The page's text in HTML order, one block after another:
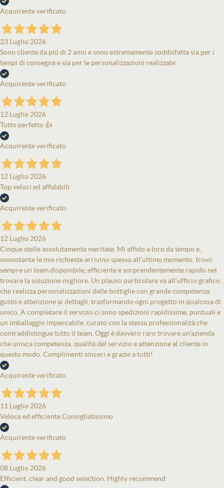
Acquirente verificato
23 Luglio 2026
Sono cliente da più di 2 anni e sono estremamente soddisfatta sia per i
tempi di consegna e sia per le personalizzazioni realizzate.
Acquirente verificato
12 Luglio 2026
Tutto perfetto 👍
Acquirente verificato
12 Luglio 2026
Top veloci ed affidabili
Acquirente verificato
12 Luglio 2026
Cinque stelle assolutamente meritate. Mi affido a loro da tempo e,
nonostante le mie richieste arrivino spesso all’ultimo momento, trovo
sempre un team disponibile, efficiente e sorprendentemente rapido nel
trovare la soluzione migliore. Un plauso particolare va all’ufficio grafico,
che realizza personalizzazioni delle bottiglie con grande competenza,
gusto e attenzione ai dettagli, trasformando ogni progetto in qualcosa di
unico. A completare il servizio ci sono spedizioni rapidissime, puntuali e
un imballaggio impeccabile, curato con la stessa professionalità che
contraddistingue tutto il team. Oggi è davvero raro trovare un’azienda
che unisca competenza, qualità del servizio e attenzione al cliente in
questo modo. Complimenti sinceri e grazie a tutti!
Acquirente verificato
11 Luglio 2026
Veloce ed efficiente Consigliatissimo
Acquirente verificato
08 Luglio 2026
Efficient, clear and good selection. Highly recommend